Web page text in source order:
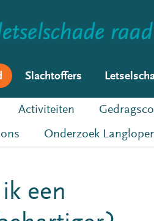
Slachtoffers
Activiteiten
Onderzoek
een